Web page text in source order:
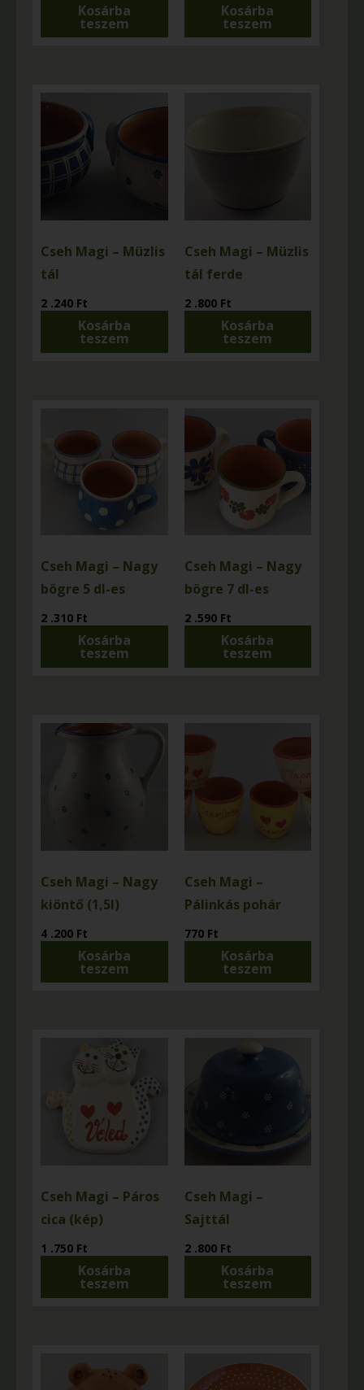
Kosárba
teszem
Kosárba
teszem
Cseh Magi – Müzlis
tál
2 .240 Ft
Kosárba
teszem
Cseh Magi – Müzlis
tál ferde
2 .800 Ft
Kosárba
teszem
Cseh Magi – Nagy
bögre 5 dl-es
2 .310 Ft
Kosárba
teszem
Cseh Magi – Nagy
bögre 7 dl-es
2 .590 Ft
Kosárba
teszem
Cseh Magi – Nagy
kiöntő (1,5l)
4 .200 Ft
Kosárba
teszem
Cseh Magi –
Pálinkás pohár
770 Ft
Kosárba
teszem
Cseh Magi – Páros
cica (kép)
1 .750 Ft
Kosárba
teszem
Cseh Magi –
Sajttál
2 .800 Ft
Kosárba
teszem